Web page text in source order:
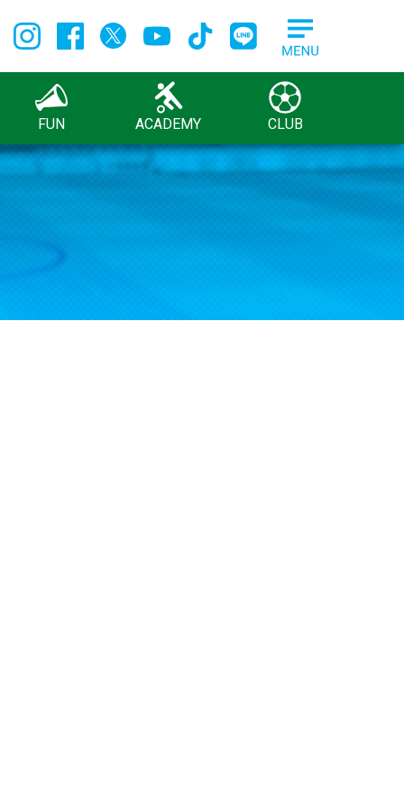
FUN ACADEMY CLUB